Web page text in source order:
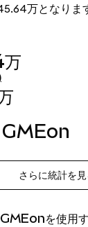
万となりま
GMEon
さらに統計を見
を使用